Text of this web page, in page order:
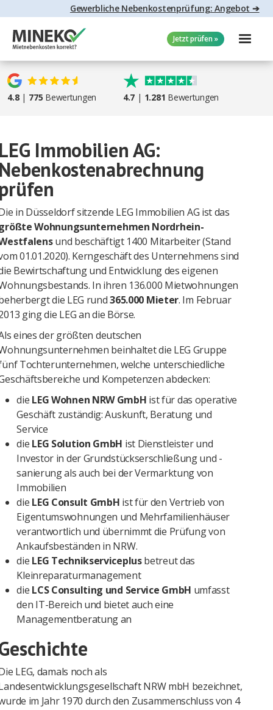
Gewerbliche Nebenkostenprüfung: Angebot ➔
Jetzt prüfen »
4.8 | 775 Bewertungen 4.7 | 1.281 Bewertungen
Immobilien AG:
in Düsseldorf sitzende LEG Immobilien AG ist das
Wohnungsunternehmen Nordrhein-
und beschäftigt 1400 Mitarbeiter (Stand
01.01.2020). Kerngeschäft des Unternehmens sind
Bewirtschaftung und Entwicklung des eigenen
In ihren 136.000 Mietwohnungen
die LEG rund365.000 Mieter. Im Februar
ging die LEG an die Börse.
eines der größten deutschen
beinhaltet die LEG Gruppe
Tochterunternehmen, welche unterschiedliche
und Kompetenzen abdecken:
die LEG Wohnen NRW GmbH ist für das operative
Geschäft zuständig: Auskunft, Beratung und
Service
die LEG Solution GmbH ist Dienstleister und
Investor in der Grundstückserschließung und -
sanierung als auch bei der Vermarktung von
Immobilien
die LEG Consult GmbH ist für den Vertrieb von
Eigentumswohnungen und Mehrfamilienhäuser
verantwortlich und übernimmt die Prüfung von
Ankaufsbeständen in NRW.
die LEG Technikserviceplusbetreut das
Kleinreparaturmanagement
die LCS Consulting und Service GmbH umfasst
den IT-Bereich und bietet auch eine
Managementberatung an
LEG, damals noch als
NRW mbH bezeichnet,
im Jahr 1970 durch den Zusammenschluss von 4